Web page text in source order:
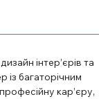
інтер’єрів та
багаторічним
кар’єру,